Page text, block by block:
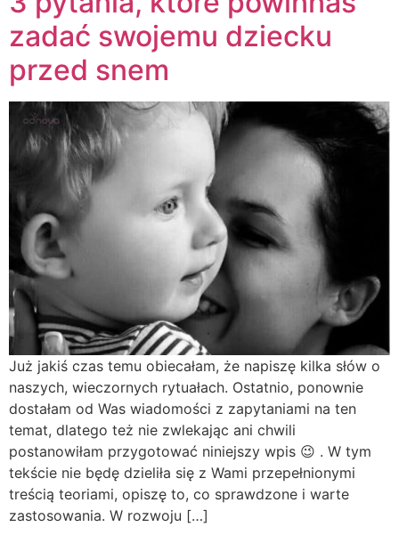
zadać swojemu dziecku
przed snem
Już jakiś czas temu obiecałam, że napiszę kilka słów o
naszych, wieczornych rytuałach. Ostatnio, ponownie
dostałam od Was wiadomości z zapytaniami na ten
temat, dlatego też nie zwlekając ani chwili
postanowiłam przygotować niniejszy wpis 😉 . W tym
tekście nie będę dzieliła się z Wami przepełnionymi
treścią teoriami, opiszę to, co sprawdzone i warte
zastosowania. W rozwoju […]